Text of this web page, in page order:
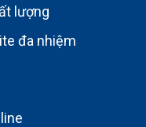
lượng
đa nhiệm